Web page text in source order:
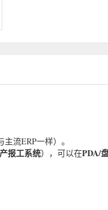
主流ERP一样）。
报工系统），可以在PDA/